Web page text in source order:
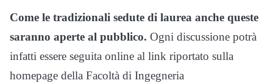
Come le tradizionali sedute di laurea anche queste
saranno aperte al pubblico. Ogni discussione potrà
infatti essere seguita online al link riportato sulla
homepage della Facoltà di Ingegneria